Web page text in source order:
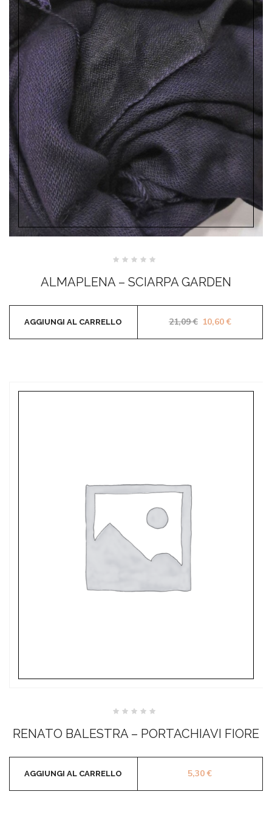
su
5
ALMAPLENA – SCIARPA GARDEN
21,09€ Il prezzo
10,60€Il prezzo
AGGIUNGI AL CARRELLO
su
5
RENATO BALESTRA – PORTACHIAVI FIORE
5,30€
AGGIUNGI AL CARRELLO